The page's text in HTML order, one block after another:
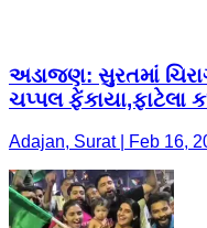
અડાજણ: સુરતમાં ચિરાગ
ચપ્પલ ફેંકાયા,ફાટેલા
Adajan, Surat | Feb 16,